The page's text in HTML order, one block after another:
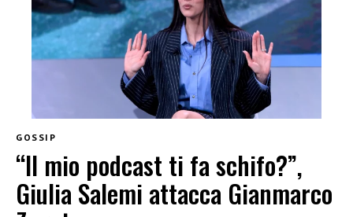
GOSSIP
“Il mio podcast ti fa schifo?”,
Giulia Salemi attacca Gianmarco